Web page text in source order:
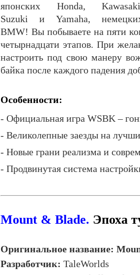
японских Honda,
Suzuki и Yamaha,
BMW! Вы побываете на пяти
четырнадцати этапов. При
настроить под свою манеру
байка после каждого падения
Особенности:
- Официальная игра WSBK –
- Великолепные заезды на
- Новые грани реализма и
- Продвинутая система
Mount & Blade. Эпоха
Оригинальное название:
Разработчик: TaleWorlds